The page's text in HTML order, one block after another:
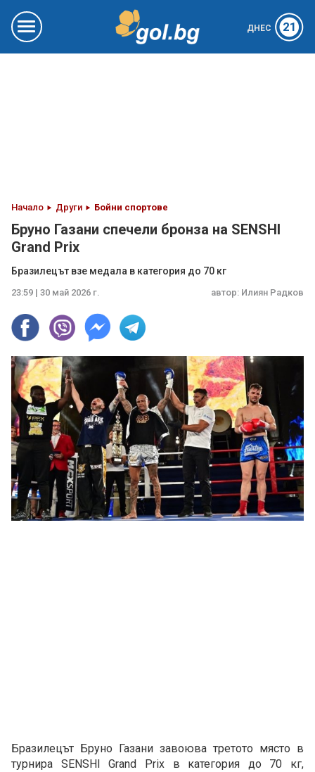
ДНЕС 21
Начало Други Бойни спортове
Бруно Газани спечели бронза на SENSHI
Grand Prix
Бразилецът взе медала в категория до 70 кг
23:59 | 30 май 2026 г. автор: Илиян Радков
Бразилецът Бруно Газани завоюва третото място в
турнира SENSHI Grand Prix в категория до 70 кг,